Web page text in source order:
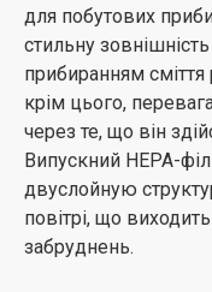
кімнати, кутові зони.
Технологія
Даний функціонал
складових техніки,
будуть зношуватися
плавний пуск
набагато
запуск.
для побутових
стильну
прибиранням сміття
крім цього,
через те, що він
Випускний НЕРА-
двуслойную
повітрі, що
забруднень.